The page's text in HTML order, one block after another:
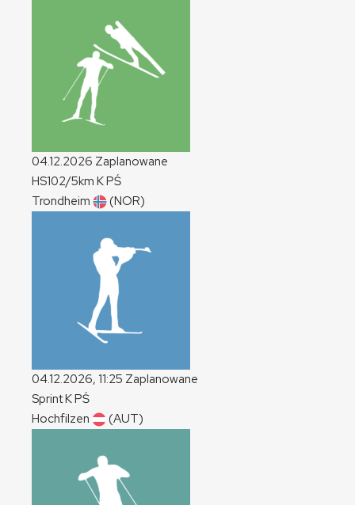
04.12.2026 Zaplanowane
HS102/5km KPŚ
Trondheim
(NOR)
04.12.2026, 11:25 Zaplanowane
SprintKPŚ
Hochfilzen
(AUT)